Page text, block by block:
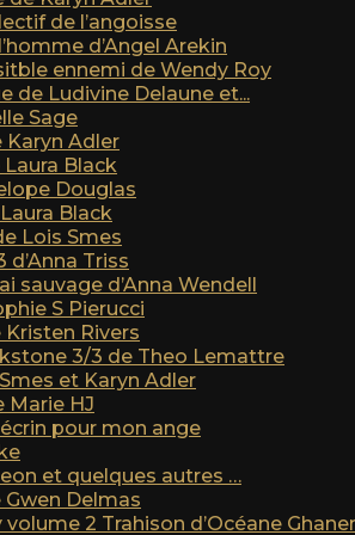
de l’angoisse
d’Angel Arekin
ennemi de Wendy Roy
de Ludivine Delaune et...
Sage
Karyn Adler
Black
Douglas
Black
Lois Smes
d’Anna Triss
sauvage d’Anna Wendell
S Pierucci
Rivers
3/3 de Theo Lemattre
et Karyn Adler
Marie HJ
pour mon ange
et quelques autres …
Gwen Delmas
2 Trahison d’Océane